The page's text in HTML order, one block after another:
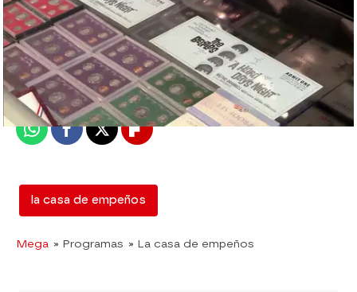
mega
Madrid
Publicado:12 de febrero de 2018, 13:00
WhatsappFacebook
X Flipboard
la casa de empeños
Mega » Programas » La casa de empeños